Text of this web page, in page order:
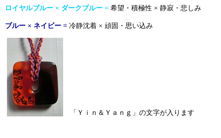
ロイヤルブルー × ダークブルー = 希望・積極性 × 静寂・悲しみ
ブルー × ネイビー = 冷静沈着 × 頑固・思い込み
「Ｙｉｎ＆Ｙａｎｇ」の文字が入ります